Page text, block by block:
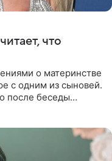
что
о материнстве
с одним из сыновей.
после беседы